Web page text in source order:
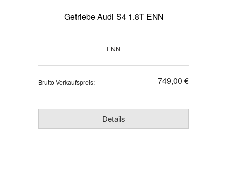
Getriebe Audi S4 1.8T ENN
ENN
Brutto-Verkaufspreis: 749,00 €
Details